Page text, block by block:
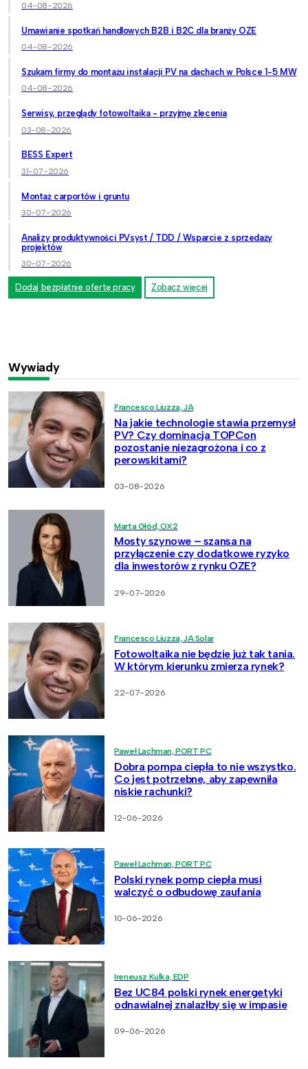
04-08-2026
Umawianie spotkań handlowych B2B i B2C dla branży OZE
04-08-2026
Szukam firmy do montażu instalacji PV na dachach w Polsce 1-5 MW
04-08-2026
Serwisy, przeglądy fotowoltaika - przyjmę zlecenia
03-08-2026
BESS Expert
31-07-2026
Montaż carportów i gruntu
30-07-2026
Analizy produktywności PVsyst / TDD / Wsparcie z sprzedaży
projektów
30-07-2026
Dodaj bezpłatnie ofertę pracy Zobacz więcej
Wywiady
Francesco Liuzza, JA
Na jakie technologie stawia przemysł
PV? Czy dominacja TOPCon
pozostanie niezagrożona i co z
perowskitami?
03-08-2026
Marta Głód, OX2
Mosty szynowe – szansa na
przyłączenie czy dodatkowe ryzyko
dla inwestorów z rynku OZE?
29-07-2026
Francesco Liuzza, JA Solar
Fotowoltaika nie będzie już tak tania.
W którym kierunku zmierza rynek?
22-07-2026
Paweł Lachman, PORT PC
Dobra pompa ciepła to nie wszystko.
Co jest potrzebne, aby zapewniła
niskie rachunki?
12-06-2026
Paweł Lachman, PORT PC
Polski rynek pomp ciepła musi
walczyć o odbudowę zaufania
10-06-2026
Ireneusz Kulka, EDP
Bez UC84 polski rynek energetyki
odnawialnej znalazłby się w impasie
09-06-2026